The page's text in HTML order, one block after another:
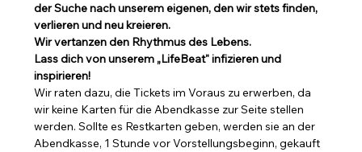
der Suche nach unserem eigenen, den wir stets finden,
verlieren und neu kreieren.
Wir vertanzen den Rhythmus des Lebens.
Lass dich von unserem „LifeBeat" infizieren und
inspirieren!
Wir raten dazu, die Tickets im Voraus zu erwerben, da
wir keine Karten für die Abendkasse zur Seite stellen
werden. Sollte es Restkarten geben, werden sie an der
Abendkasse, 1 Stunde vor Vorstellungsbeginn, gekauft